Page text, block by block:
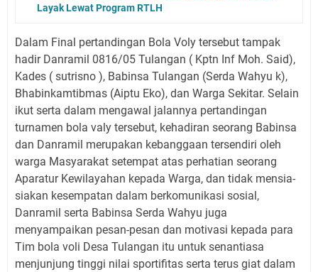
Layak Lewat Program RTLH
Dalam Final pertandingan Bola Voly tersebut tampak
hadir Danramil 0816/05 Tulangan ( Kptn Inf Moh. Said),
Kades ( sutrisno ), Babinsa Tulangan (Serda Wahyu k),
Bhabinkamtibmas (Aiptu Eko), dan Warga Sekitar. Selain
ikut serta dalam mengawal jalannya pertandingan
turnamen bola valy tersebut, kehadiran seorang Babinsa
dan Danramil merupakan kebanggaan tersendiri oleh
warga Masyarakat setempat atas perhatian seorang
Aparatur Kewilayahan kepada Warga, dan tidak mensia-
siakan kesempatan dalam berkomunikasi sosial,
Danramil serta Babinsa Serda Wahyu juga
menyampaikan pesan-pesan dan motivasi kepada para
Tim bola voli Desa Tulangan itu untuk senantiasa
menjunjung tinggi nilai sportifitas serta terus giat dalam